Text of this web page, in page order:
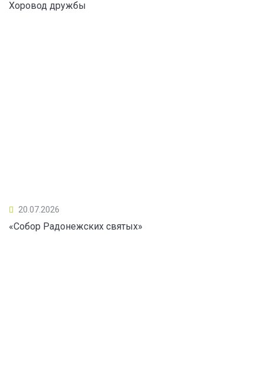
Хоровод дружбы
20.07.2026
«Собор Радонежских святых»